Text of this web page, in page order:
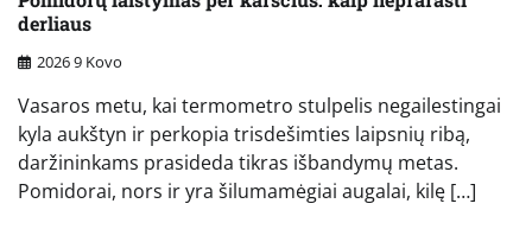
derliaus
2026 9 Kovo
Vasaros metu, kai termometro stulpelis negailestingai
kyla aukštyn ir perkopia trisdešimties laipsnių ribą,
daržininkams prasideda tikras išbandymų metas.
Pomidorai, nors ir yra šilumamėgiai augalai, kilę […]